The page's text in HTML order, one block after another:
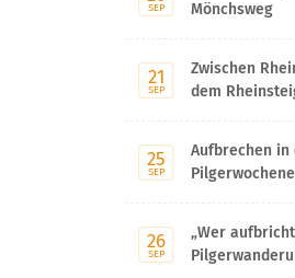
SEP
Mönchsweg
21
SEP
Zwischen
dem
25
SEP
Aufbrechen in
26
SEP
„Wer